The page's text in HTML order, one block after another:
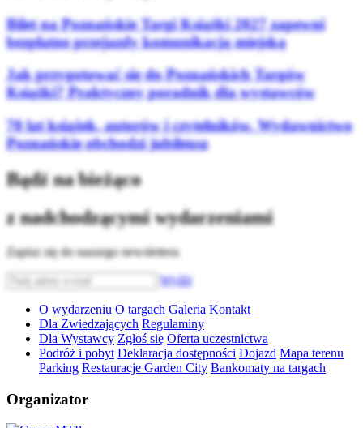
Bilet na Poznańskie Targi Książki 2027 zapewni
bezpłatne przejazdy komunikacją miejską
Jak przygotować się do Poznańskich Targów
Książki? Praktyczny poradnik dla wystawców
70 lat książek, autorów i czytelników. Wydawnictwo
Poznańskie obchodzi jubileusz
Bądź na bieżąco
z nadchodzącymi wydarzeniami
Zapisz się do naszego newslettera
Wyślij
O wydarzeniu O targach Galeria Kontakt
Dla Zwiedzających Regulaminy
Dla Wystawcy Zgłoś się Oferta uczestnictwa
Podróż i pobyt Deklaracja dostępności Dojazd Mapa terenu
Parking Restauracje Garden City Bankomaty na targach
Organizator